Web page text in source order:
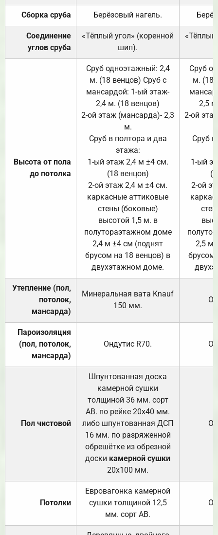
Сборка сруба Берёзовый нагель.
Соединение
углов сруба
«Тёплый угол» (коренной
шип).
«Тёплый
Высота от пола
до потолка
Сруб одноэтажный: 2,4
м. (18 венцов) Сруб с
мансардой: 1-ый этаж-
2,4 м. (18 венцов)
2-ой этаж (мансарда)- 2,3
м.
Сруб в полтора и два
этажа:
1-ый этаж 2,4 м ±4 см.
(18 венцов)
2-ой этаж 2,4 м ±4 см.
каркасные аттиковые
стены (боковые)
высотой 1,5 м. в
полутораэтажном доме
2,4 м ±4 см (поднят
брусом на 18 венцов) в
двухэтажном доме.
Сруб
м. (18
2,5
2-ой
Сруб
1-ый
2-ой
2,5 м
брусом
Утепление (пол,
потолок,
мансарда)
Минеральная вата Knauf
150 мм.
Пароизоляция
(пол, потолок,
мансарда)
Ондутис R70.
Пол чистовой
Шпунтованная доска
камерной сушки
толщиной 36 мм. сорт
АВ. по рейке 20х40 мм.
либо шпунтованная ДСП
16 мм. по разряженной
обрешётке из обрезной
доски камерной сушки
20х100 мм.
Потолки
Евровагонка камерной
сушки толщиной 12,5
мм. сорт АВ.